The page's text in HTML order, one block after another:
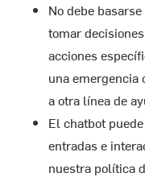
No debe
tomar
acciones
una emergencia
a otra línea de
El chatbot
entradas e
nuestra política